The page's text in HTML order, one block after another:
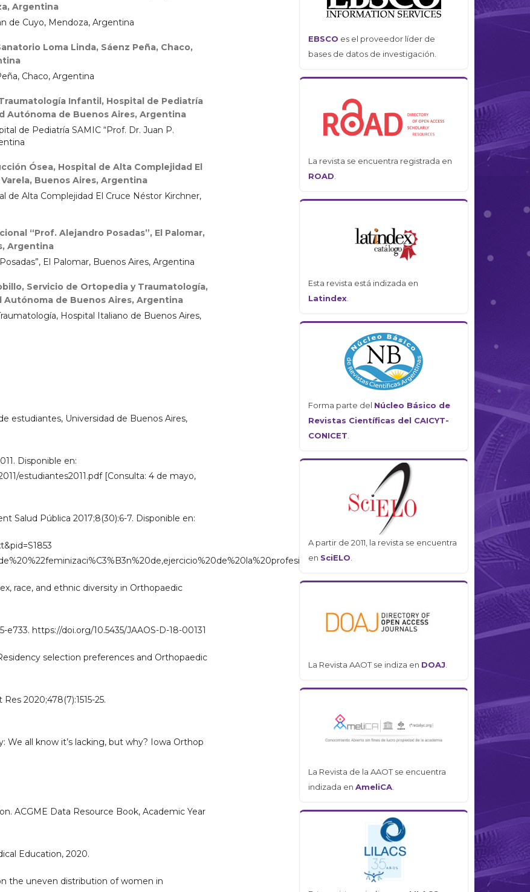
Argentina
de Cuyo, Mendoza, Argentina
Loma Linda, Sáenz Peña, Chaco,
Chaco, Argentina
Infantil, Hospital de Pediatría
Autónoma de Buenos Aires, Argentina
de Pediatría SAMIC “Prof. Dr. Juan P.
Ósea, Hospital de Alta Complejidad El
Buenos Aires, Argentina
de Alta Complejidad El Cruce Néstor Kirchner,
“Prof. Alejandro Posadas”, El Palomar,
Argentina
El Palomar, Buenos Aires, Argentina
Servicio de Ortopedia y Traumatología,
Autónoma de Buenos Aires, Argentina
Hospital Italiano de Buenos Aires,
estudiantes, Universidad de Buenos Aires,
Disponible en:
estudiantes2011.pdf [Consulta: 4 de mayo,
Salud Pública 2017;8(30):6-7. Disponible en:
race, and ethnic diversity in Orthopaedic
e733. https://doi.org/10.5435/JAAOS-D-18-00131
selection preferences and Orthopaedic
2020;478(7):1515-25.
We all know it’s lacking, but why? Iowa Orthop
ACGME Data Resource Book, Academic Year
Education, 2020.
the uneven distribution of women in
EBSCO es el proveedor líder de
bases de datos de investigación.
La revista se encuentra registrada en
ROAD.
Esta revista está indizada en
Latindex.
Forma parte del Núcleo Básico de
Revistas Científicas del CAICYT-
CONICET.
A partir de 2011, la revista se encuentra
en SciELO.
La Revista AAOT se indiza en DOAJ.
La Revista de la AAOT se encuentra
indizada en AmeliCA.